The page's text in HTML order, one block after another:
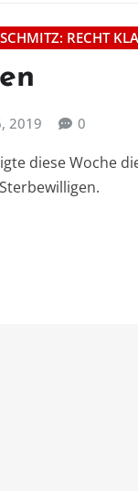
RECHT
2019 0
diese Woche